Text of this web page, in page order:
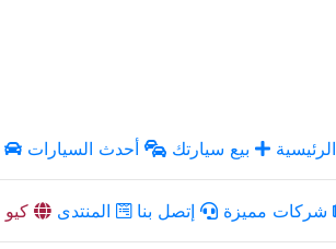
الرئيسية بيع سيارتك أحدث السيارات
شركات مميزة إتصل بنا المنتدى كيو